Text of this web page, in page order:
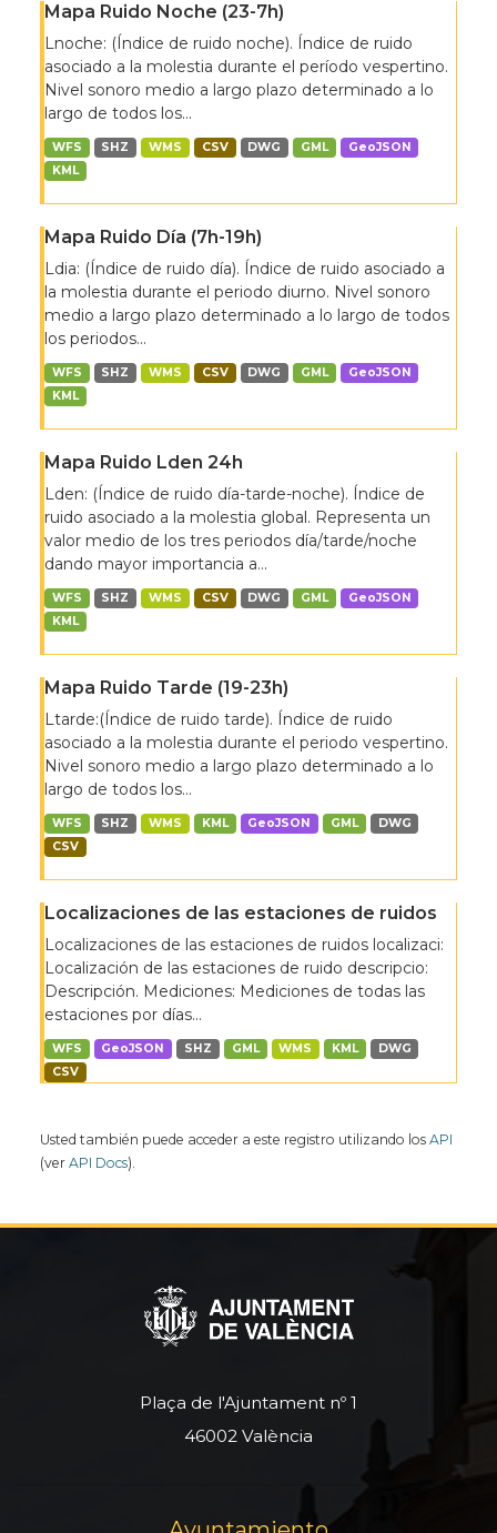
Mapa Ruido Noche (23-7h)
Lnoche: (Índice de ruido noche). Índice de ruido
asociado a la molestia durante el período vespertino.
Nivel sonoro medio a largo plazo determinado a lo
largo de todos los...
WFS SHZ WMS CSV DWG GML
GeoJSON
KML
Mapa Ruido Día (7h-19h)
Ldia: (Índice de ruido día). Índice de ruido asociado a
la molestia durante el periodo diurno. Nivel sonoro
medio a largo plazo determinado a lo largo de todos
los periodos...
WFS SHZ WMS CSV DWG GML
GeoJSON
KML
Mapa Ruido Lden 24h
Lden: (Índice de ruido día-tarde-noche). Índice de
ruido asociado a la molestia global. Representa un
valor medio de los tres periodos día/tarde/noche
dando mayor importancia a...
WFS SHZ WMS CSV DWG GML
GeoJSON
KML
Mapa Ruido Tarde (19-23h)
Ltarde:(Índice de ruido tarde). Índice de ruido
asociado a la molestia durante el periodo vespertino.
Nivel sonoro medio a largo plazo determinado a lo
largo de todos los...
WFS SHZ WMS KML GeoJSON GML
DWG
CSV
Localizaciones de las estaciones de ruidos
Localizaciones de las estaciones de ruidos localizaci:
Localización de las estaciones de ruido descripcio:
Descripción. Mediciones: Mediciones de todas las
estaciones por días...
WFS GeoJSON SHZ GML WMS KML
DWG
CSV
Usted también puede acceder a este registro utilizando los API
(ver API Docs).
Plaça de l'Ajuntament nº 1
46002 València